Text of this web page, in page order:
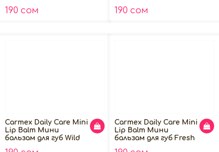
190 сом 190 сом
Carmex Daily Care Mini
Lip Balm Мини
бальзам для губ Wild
Carmex Daily Care Mini
Lip Balm Мини
бальзам для губ Fresh